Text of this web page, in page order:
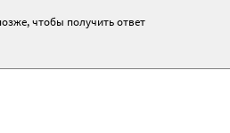
чтобы получить ответ